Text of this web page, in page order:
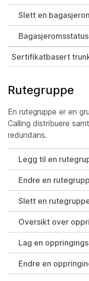
Slett en
Bagasjeromsstatus
Sertifikatbasert
Rutegruppe
En rutegruppe er en
Calling distribuere
redundans.
Legg til en
Endre en
Slett en
Oversikt over
Lag en
Endre en